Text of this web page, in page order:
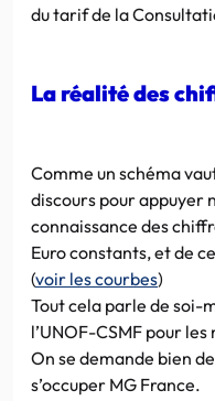
du tarif de la
La réalité des
Comme un schéma
discours pour appuyer
connaissance des
Euro constants, et de
(voir les courbes)
Tout cela parle de soi-
l’UNOF-CSMF pour
On se demande bien
s’occuper MG France.